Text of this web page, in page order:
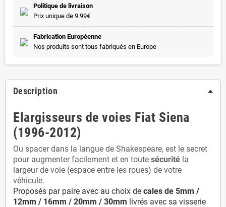
Politique de livraison
Prix unique de 9.99€
Fabrication Européenne
Nos produits sont tous fabriqués en Europe
Description
Elargisseurs de voies Fiat Siena
(1996-2012)
Ou spacer dans la langue de Shakespeare, est le secret
pour augmenter facilement et en toute sécurité la
largeur de voie (espace entre les roues) de votre
véhicule.
Proposés par paire avec au choix de cales de 5mm /
12mm / 16mm / 20mm / 30mm livrés avec sa visserie